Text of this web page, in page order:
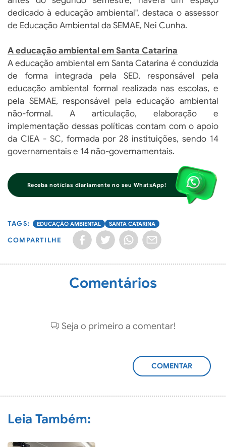
dedicado à educação ambiental", destaca o assessor
de Educação Ambiental da SEMAE, Nei Cunha.
A educação ambiental em Santa Catarina
A educação ambiental em Santa Catarina é conduzida
de forma integrada pela SED, responsável pela
educação ambiental formal realizada nas escolas, e
pela SEMAE, responsável pela educação ambiental
não-formal. A articulação, elaboração e
implementação dessas políticas contam com o apoio
da CIEA - SC, formada por 28 instituições, sendo 14
governamentais e 14 não-governamentais.
Receba notícias diariamente no seu WhatsApp!
EDUCAÇÃO AMBIENTAL SANTA CATARINA
COMPARTILHE
Comentários
Seja o primeiro a comentar!
ADICIONAR
Leia Também: